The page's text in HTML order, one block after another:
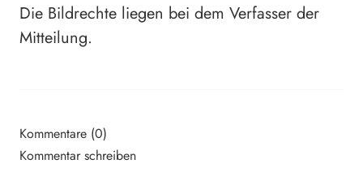
Die Bildrechte liegen bei dem Verfasser der
Mitteilung.
Kommentare (0)
Kommentar schreiben